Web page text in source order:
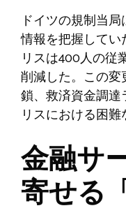
ドイツの規制当
情報を把握して
リスは400人の従
削減した。この
鎖、救済資金調
リスにおける困難
金融サ
寄せる